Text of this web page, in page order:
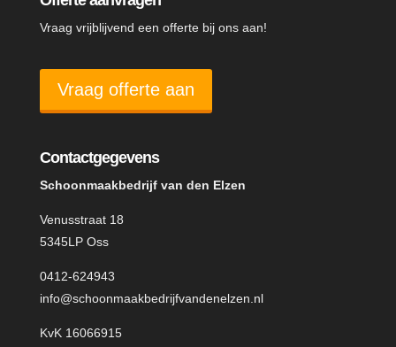
Vraag vrijblijvend een offerte bij ons aan!
Vraag offerte aan
Contactgegevens
Schoonmaakbedrijf van den Elzen
Venusstraat 18
5345LP Oss
0412-624943
info@schoonmaakbedrijfvandenelzen.nl
KvK 16066915